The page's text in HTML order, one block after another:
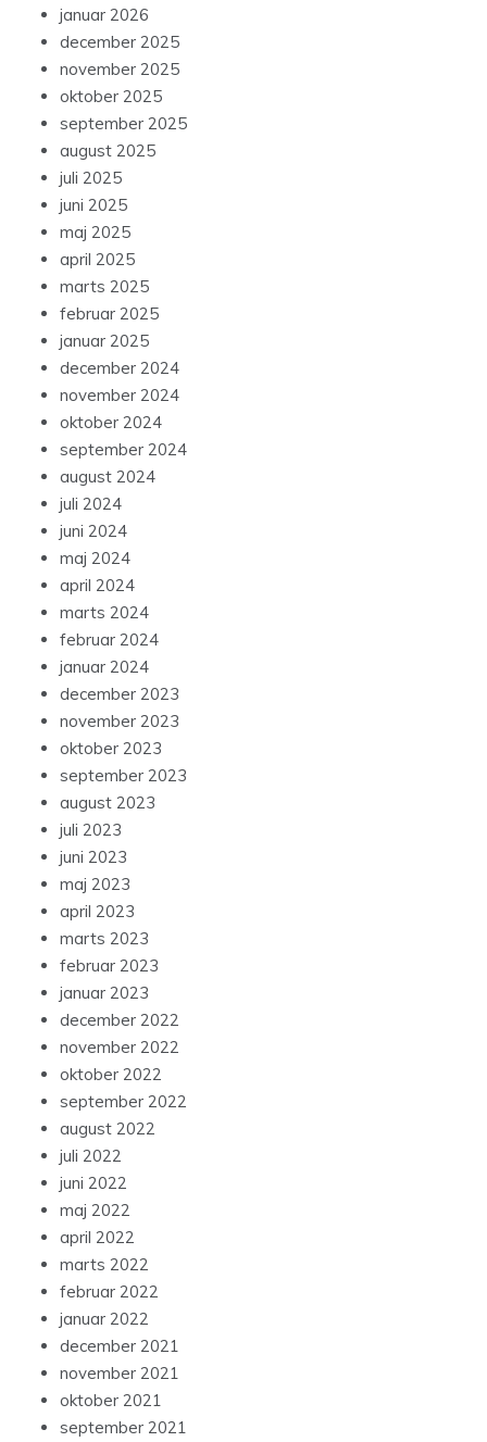
januar 2026
december 2025
november 2025
oktober 2025
september 2025
august 2025
juli 2025
juni 2025
maj 2025
april 2025
marts 2025
februar 2025
januar 2025
december 2024
november 2024
oktober 2024
september 2024
august 2024
juli 2024
juni 2024
maj 2024
april 2024
marts 2024
februar 2024
januar 2024
december 2023
november 2023
oktober 2023
september 2023
august 2023
juli 2023
juni 2023
maj 2023
april 2023
marts 2023
februar 2023
januar 2023
december 2022
november 2022
oktober 2022
september 2022
august 2022
juli 2022
juni 2022
maj 2022
april 2022
marts 2022
februar 2022
januar 2022
december 2021
november 2021
oktober 2021
september 2021